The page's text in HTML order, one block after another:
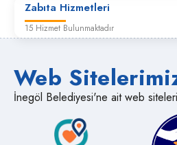
Zabıta Hizmetleri
15 Hizmet Bulunmaktadır
Web
İnegöl Belediyesi'ne ait web